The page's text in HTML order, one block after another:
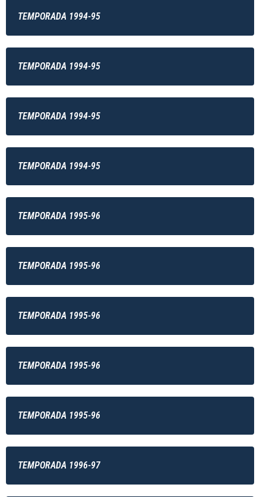
TEMPORADA 1994-95
TEMPORADA 1994-95
TEMPORADA 1994-95
TEMPORADA 1994-95
TEMPORADA 1995-96
TEMPORADA 1995-96
TEMPORADA 1995-96
TEMPORADA 1995-96
TEMPORADA 1995-96
TEMPORADA 1996-97